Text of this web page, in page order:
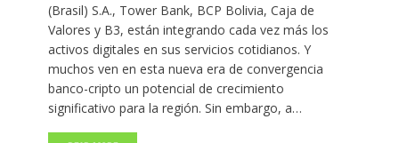
(Brasil) S.A., Tower Bank, BCP Bolivia, Caja de
Valores y B3, están integrando cada vez más los
activos digitales en sus servicios cotidianos. Y
muchos ven en esta nueva era de convergencia
banco-cripto un potencial de crecimiento
significativo para la región. Sin embargo, a…